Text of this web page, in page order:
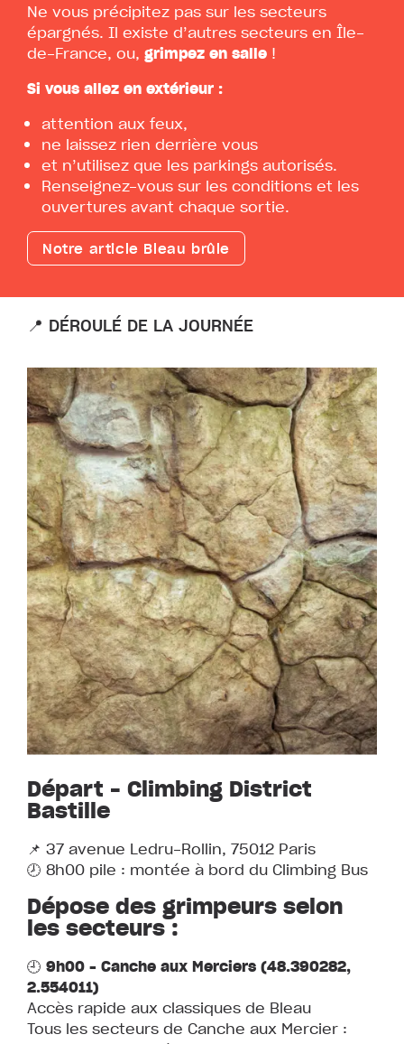
Ne vous précipitez pas sur les secteurs
épargnés. Il existe d’autres secteurs en Île-
de-France, ou, grimpez en salle !
Si vous allez en extérieur :
attention aux feux,
ne laissez rien derrière vous
et n’utilisez que les parkings autorisés.
Renseignez-vous sur les conditions et les
ouvertures avant chaque sortie.
Notre article Bleau brûle
📍 DÉROULÉ DE LA JOURNÉE
Départ – Climbing District
Bastille
📌 37 avenue Ledru-Rollin, 75012 Paris
🕗 8h00 pile : montée à bord du Climbing Bus
Dépose des grimpeurs selon
les secteurs :
🕘 9h00 – Canche aux Merciers (48.390282,
2.554011)
Accès rapide aux classiques de Bleau
Tous les secteurs de Canche aux Mercier :